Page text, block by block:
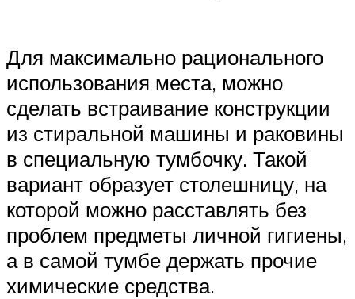
Для максимально рационального
использования места, можно
сделать встраивание конструкции
из стиральной машины и раковины
в специальную тумбочку. Такой
вариант образует столешницу, на
которой можно расставлять без
проблем предметы личной гигиены,
а в самой тумбе держать прочие
химические средства.